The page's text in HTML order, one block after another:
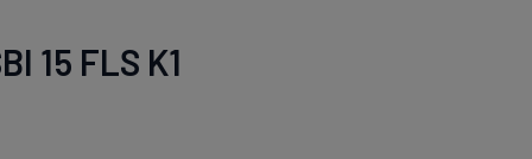
15 FLS K1